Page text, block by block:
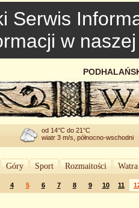
Serwis
w
od 14°C do 21°C
wiatr 3 m/s, północno-wschodni
Góry Sport Rozmaitości
4 5 6 7 8 9 10 11